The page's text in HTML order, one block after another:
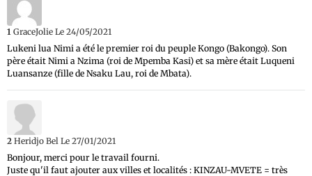
1 GraceJolie Le 24/05/2021
Lukeni lua Nimi a été le premier roi du peuple Kongo (Bakongo). Son
père était Nimi a Nzima (roi de Mpemba Kasi) et sa mère était Luqueni
Luansanze (fille de Nsaku Lau, roi de Mbata).
2 Heridjo Bel Le 27/01/2021
Bonjour, merci pour le travail fourni.
Juste qu'il faut ajouter aux villes et localités : KINZAU-MVETE = très